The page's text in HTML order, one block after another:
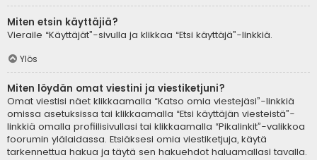
Miten etsin käyttäjiä?
Vieraile “Käyttäjät”-sivulla ja klikkaa “Etsi käyttäjä”-linkkiä.
Ylös
Miten löydän omat viestini ja viestiketjuni?
Omat viestisi näet klikkaamalla “Katso omia viestejäsi”-linkkiä
omissa asetuksissa tai klikkaamalla “Etsi käyttäjän viesteistä”-
linkkiä omalla profiilisivullasi tai klikkaamalla “Pikalinkit”-valikkoa
foorumin ylälaidassa. Etsiäksesi omia viestiketjuja, käytä
tarkennettua hakua ja täytä sen hakuehdot haluamallasi tavalla.